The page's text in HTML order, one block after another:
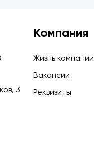
3
Компания
Жизнь компании
Вакансии
Реквизиты